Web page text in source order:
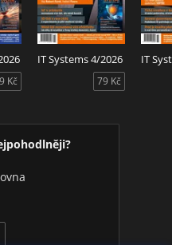
Kč
IT Systems 4/2026
79 Kč
IT